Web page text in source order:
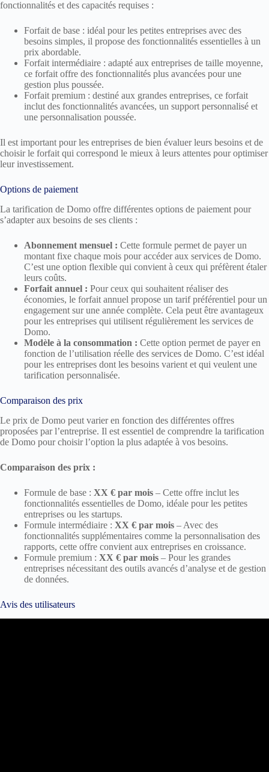
fonctionnalités et des capacités requises :
Forfait de base : idéal pour les petites entreprises avec des
besoins simples, il propose des fonctionnalités essentielles à un
prix abordable.
Forfait intermédiaire : adapté aux entreprises de taille moyenne,
ce forfait offre des fonctionnalités plus avancées pour une
gestion plus poussée.
Forfait premium : destiné aux grandes entreprises, ce forfait
inclut des fonctionnalités avancées, un support personnalisé et
une personnalisation poussée.
Il est important pour les entreprises de bien évaluer leurs besoins et de
choisir le forfait qui correspond le mieux à leurs attentes pour optimiser
leur investissement.
Options de paiement
La tarification de Domo offre différentes options de paiement pour
s’adapter aux besoins de ses clients :
Abonnement mensuel : Cette formule permet de payer un
montant fixe chaque mois pour accéder aux services de Domo.
C’est une option flexible qui convient à ceux qui préfèrent étaler
leurs coûts.
Forfait annuel : Pour ceux qui souhaitent réaliser des
économies, le forfait annuel propose un tarif préférentiel pour un
engagement sur une année complète. Cela peut être avantageux
pour les entreprises qui utilisent régulièrement les services de
Domo.
Modèle à la consommation : Cette option permet de payer en
fonction de l’utilisation réelle des services de Domo. C’est idéal
pour les entreprises dont les besoins varient et qui veulent une
tarification personnalisée.
Comparaison des prix
Le prix de Domo peut varier en fonction des différentes offres
proposées par l’entreprise. Il est essentiel de comprendre la tarification
de Domo pour choisir l’option la plus adaptée à vos besoins.
Comparaison des prix :
Formule de base : XX € par mois – Cette offre inclut les
fonctionnalités essentielles de Domo, idéale pour les petites
entreprises ou les startups.
Formule intermédiaire : XX € par mois – Avec des
fonctionnalités supplémentaires comme la personnalisation des
rapports, cette offre convient aux entreprises en croissance.
Formule premium : XX € par mois – Pour les grandes
entreprises nécessitant des outils avancés d’analyse et de gestion
de données.
Avis des utilisateurs